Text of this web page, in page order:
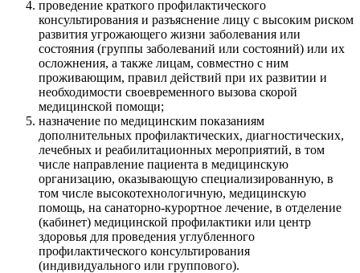
проведение краткого профилактического
консультирования и разъяснение лицу с высоким риском
развития угрожающего жизни заболевания или
состояния (группы заболеваний или состояний) или их
осложнения, а также лицам, совместно с ним
проживающим, правил действий при их развитии и
необходимости своевременного вызова скорой
медицинской помощи;
назначение по медицинским показаниям
дополнительных профилактических, диагностических,
лечебных и реабилитационных мероприятий, в том
числе направление пациента в медицинскую
организацию, оказывающую специализированную, в
том числе высокотехнологичную, медицинскую
помощь, на санаторно-курортное лечение, в отделение
(кабинет) медицинской профилактики или центр
здоровья для проведения углубленного
профилактического консультирования
(индивидуального или группового).